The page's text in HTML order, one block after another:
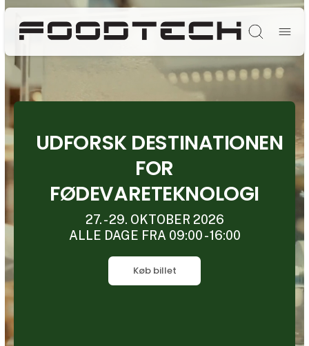
Søg
UDFORSK DESTINATIONEN
FOR
FØDEVARETEKNOLOGI
27. - 29. OKTOBER 2026
ALLE DAGE FRA 09:00 - 16:00
Køb billet